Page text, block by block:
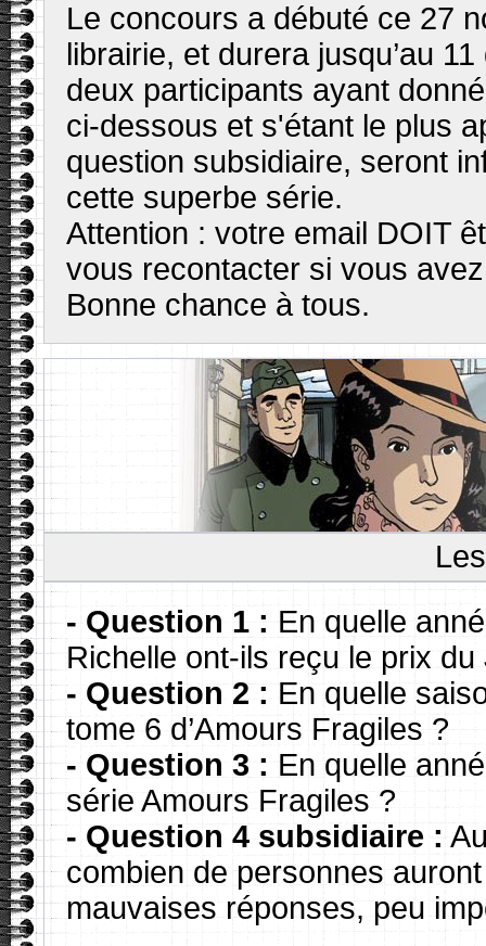
Le concours a débuté ce 27
librairie, et durera jusqu’au
deux participants ayant
ci-dessous et s'étant le plus
question subsidiaire, seront
cette superbe série.
Attention : votre email DOIT
vous recontacter si vous
Bonne chance à tous.
- Question 1 : En quelle
Richelle ont-ils reçu le prix
- Question 2 : En quelle
tome 6 d’Amours Fragiles ?
- Question 3 : En quelle
série Amours Fragiles ?
- Question 4 subsidiaire :
combien de personnes
mauvaises réponses, peu